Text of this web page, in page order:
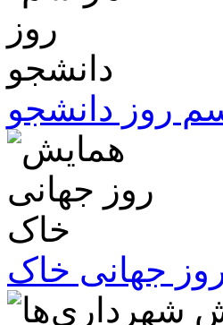
روز دانشجو
جهانی خاک